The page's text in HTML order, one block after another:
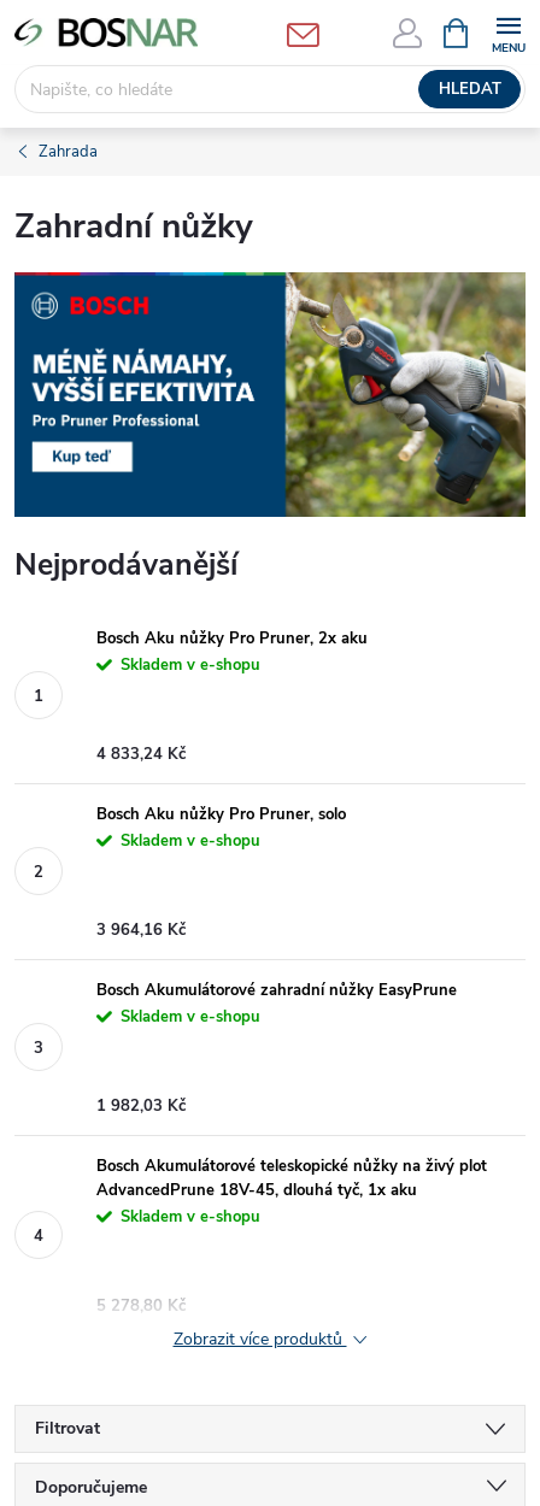
Přejít
na
obsah
HLEDAT
NÁKUPNÍ
KOŠÍK
Zahrada
Zahradní nůžky
Nejprodávanější
Bosch Aku nůžky Pro Pruner, 2x aku
Skladem v e-shopu
4 833,24 Kč
Bosch Aku nůžky Pro Pruner, solo
Skladem v e-shopu
3 964,16 Kč
Bosch Akumulátorové zahradní nůžky EasyPrune
Skladem v e-shopu
1 982,03 Kč
Bosch Akumulátorové teleskopické nůžky na živý plot
AdvancedPrune 18V-45, dlouhá tyč, 1x aku
Skladem v e-shopu
5 278,80 Kč
Zobrazit více produktů
Filtrovat
Ř
Doporučujeme